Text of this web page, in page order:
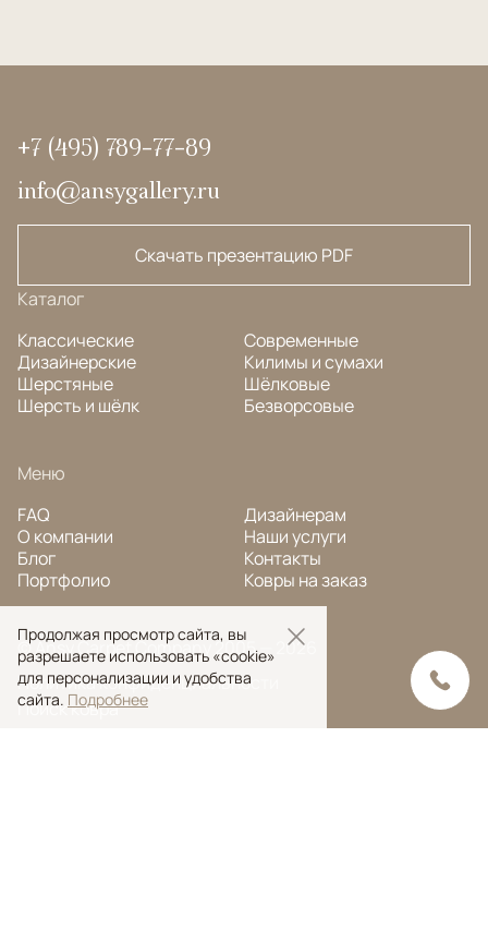
+7 (495) 789-77-89
info@ansygallery.ru
Скачать презентацию PDF
Каталог
Классические
Дизайнерские
Шерстяные
Шерсть и шёлк
Современные
Килимы и сумахи
Шёлковые
Безворсовые
Меню
FAQ
О компании
Блог
Портфолио
Дизайнерам
Наши услуги
Контакты
Ковры на заказ
© Ansy Carpet Company 2005 — 2026
Политика конфиденциальности
Поиск ковра
Продолжая просмотр сайта, вы
разрешаете использовать «cookie»
для персонализации и удобства
сайта. Подробнее